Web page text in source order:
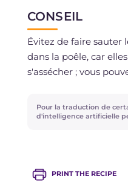
dans un contenant
maximum.
CONSEIL
Évitez de faire sauter
dans la poêle, car
s'assécher ; vous
l'ajouter à la sauce
Pour la traduction de
d'intelligence artificielle
PRINT THE RECIPE